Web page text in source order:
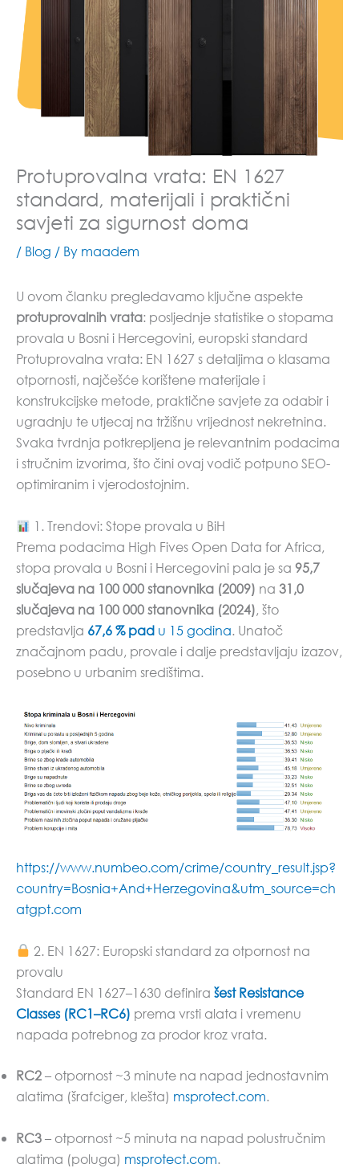
Protuprovalna vrata: EN 1627
standard, materijali i praktični
savjeti za sigurnost doma
/ Blog / By maadem
U ovom članku pregledavamo ključne aspekte
protuprovalnih vrata: posljednje statistike o stopama
provala u Bosni i Hercegovini, europski standard
Protuprovalna vrata: EN 1627 s detaljima o klasama
otpornosti, najčešće korištene materijale i
konstrukcijske metode, praktične savjete za odabir i
ugradnju te utjecaj na tržišnu vrijednost nekretnina.
Svaka tvrdnja potkrepljena je relevantnim podacima
i stručnim izvorima, što čini ovaj vodič potpuno SEO-
optimiranim i vjerodostojnim.
1. Trendovi: Stope provala u BiH
Prema podacima High Fives Open Data for Africa,
stopa provala u Bosni i Hercegovini pala je sa 95,7
slučajeva na 100 000 stanovnika (2009) na 31,0
slučajeva na 100 000 stanovnika (2024), što
predstavlja 67,6 % pad u 15 godina. Unatoč
značajnom padu, provale i dalje predstavljaju izazov,
posebno u urbanim središtima.
https://www.numbeo.com/crime/country_result.jsp?
country=Bosnia+And+Herzegovina&utm_source=ch
atgpt.com
2. EN 1627: Europski standard za otpornost na
provalu
Standard EN 1627–1630 definira šest Resistance
Classes (RC1–RC6) prema vrsti alata i vremenu
napada potrebnog za prodor kroz vrata.
RC2– otpornost ~3 minute na napad jednostavnim
alatima (šrafciger, klešta) msprotect.com.
RC3– otpornost ~5 minuta na napad polustručnim
alatima (poluga) msprotect.com.